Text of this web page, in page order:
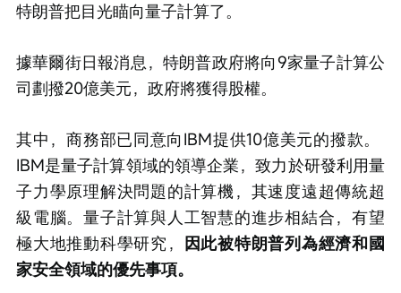
特朗普把目光瞄向量子計算了。
據華爾街日報消息，特朗普政府將向9家量子計算公
司劃撥20億美元，政府將獲得股權。
其中，商務部已同意向IBM提供10億美元的撥款。
IBM是量子計算領域的領導企業，致力於研發利用量
子力學原理解決問題的計算機，其速度遠超傳統超
級電腦。量子計算與人工智慧的進步相結合，有望
極大地推動科學研究， 因此被特朗普列為經濟和國
家安全領域的優先事項。